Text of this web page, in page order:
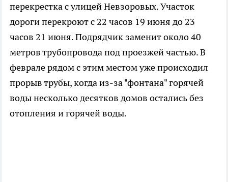
перекрестка с улицей Невзоровых. Участок
дороги перекроют с 22 часов 19 июня до 23
часов 21 июня. Подрядчик заменит около 40
метров трубопровода под проезжей частью. В
феврале рядом с этим местом уже происходил
прорыв трубы, когда из-за "фонтана" горячей
воды несколько десятков домов остались без
отопления и горячей воды.